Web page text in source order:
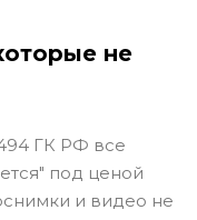
не
ГК РФ все
под ценой
и видео не